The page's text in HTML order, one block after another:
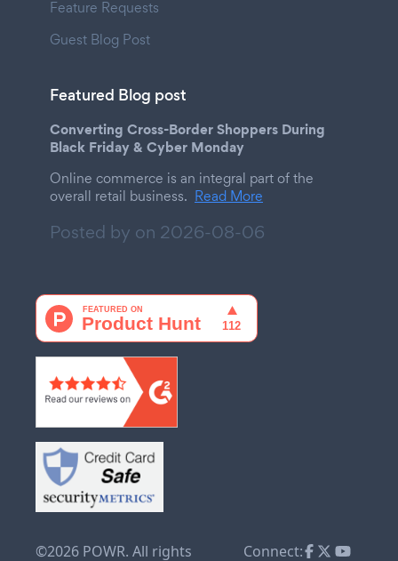
Feature Requests
Guest Blog Post
Featured Blog post
Converting Cross-Border Shoppers During
Black Friday & Cyber Monday
Online commerce is an integral part of the
overall retail business. Read More
Posted by on 2026-08-06
©2026 POWR. All rights Connect: